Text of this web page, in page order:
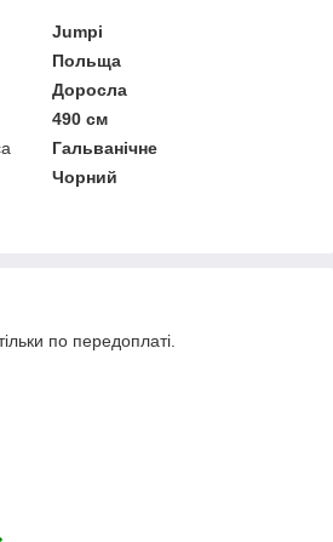
Jumpi
Польща
Доросла
490 см
Гальванічне
Чорний
по передоплаті.